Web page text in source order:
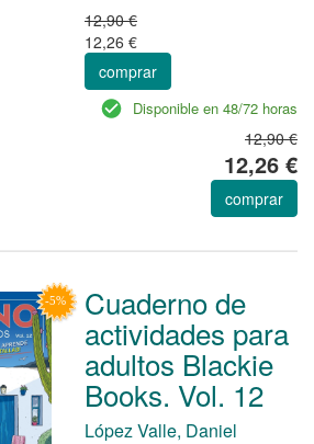
12,90 €
12,26 €
comprar
Disponible en 48/72 horas
12,90 €
12,26 €
comprar
Cuaderno de
actividades para
adultos Blackie
Books. Vol. 12
López Valle, Daniel